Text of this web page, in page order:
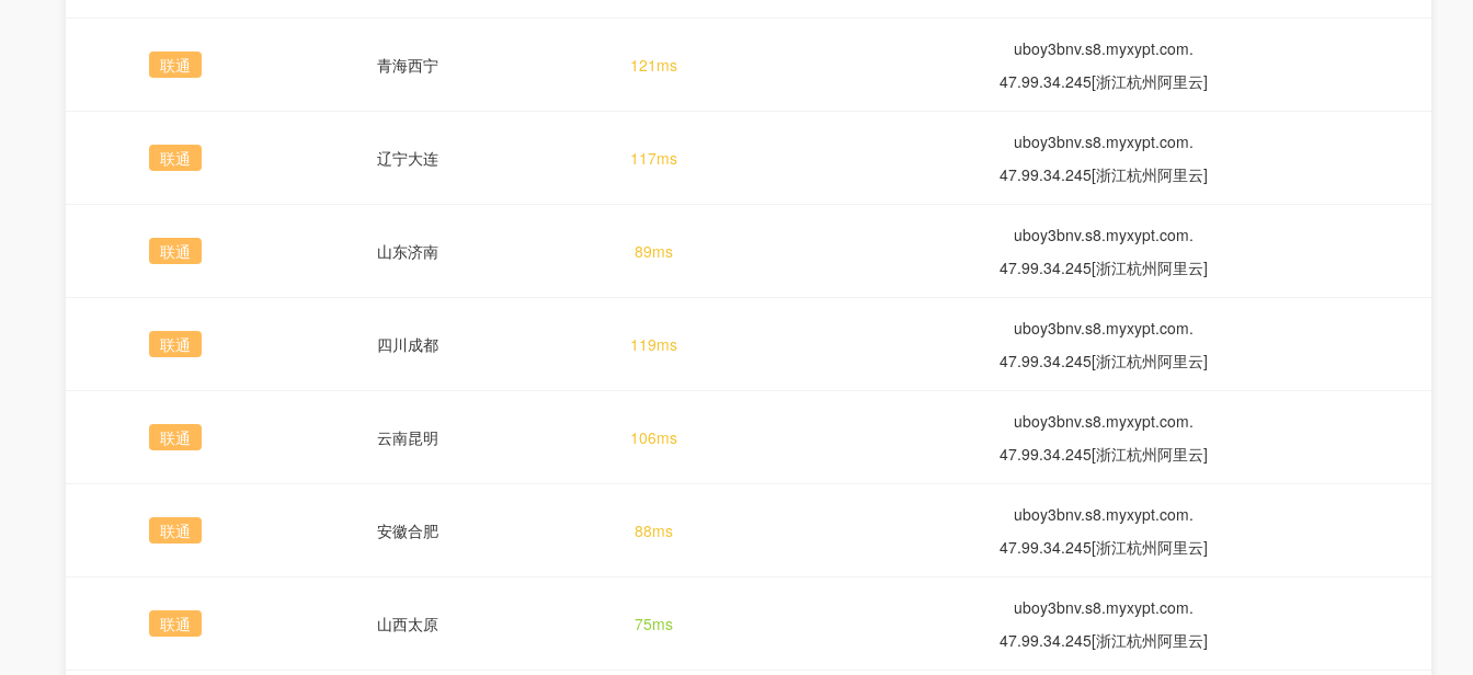
联通 青海西宁 121ms
uboy3bnv.s8.myxypt.com.
47.99.34.245[浙江杭州阿里云]
联通 辽宁大连 117ms
uboy3bnv.s8.myxypt.com.
47.99.34.245[浙江杭州阿里云]
联通 山东济南 89ms
uboy3bnv.s8.myxypt.com.
47.99.34.245[浙江杭州阿里云]
联通 四川成都 119ms
uboy3bnv.s8.myxypt.com.
47.99.34.245[浙江杭州阿里云]
联通 云南昆明 106ms
uboy3bnv.s8.myxypt.com.
47.99.34.245[浙江杭州阿里云]
联通 安徽合肥 88ms
uboy3bnv.s8.myxypt.com.
47.99.34.245[浙江杭州阿里云]
联通 山西太原 75ms
uboy3bnv.s8.myxypt.com.
47.99.34.245[浙江杭州阿里云]